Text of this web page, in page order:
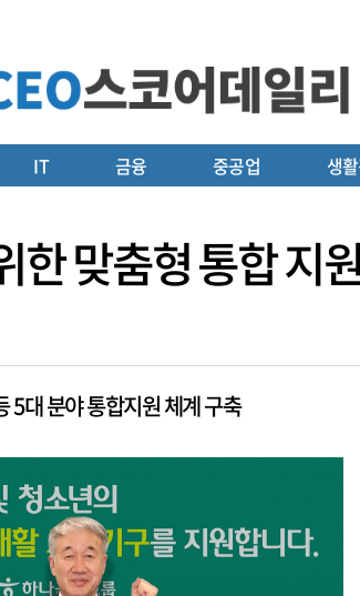
IT 금융 중공업 생
맞춤형 통합 지
5대 분야 통합지원 체계 구축